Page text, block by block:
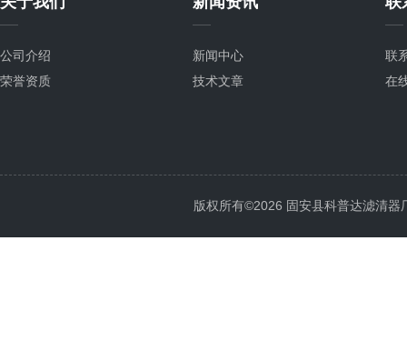
公司介绍
荣誉资质
新闻中心
技术文章
联
在
版权所有©2026 固安县科普达滤清